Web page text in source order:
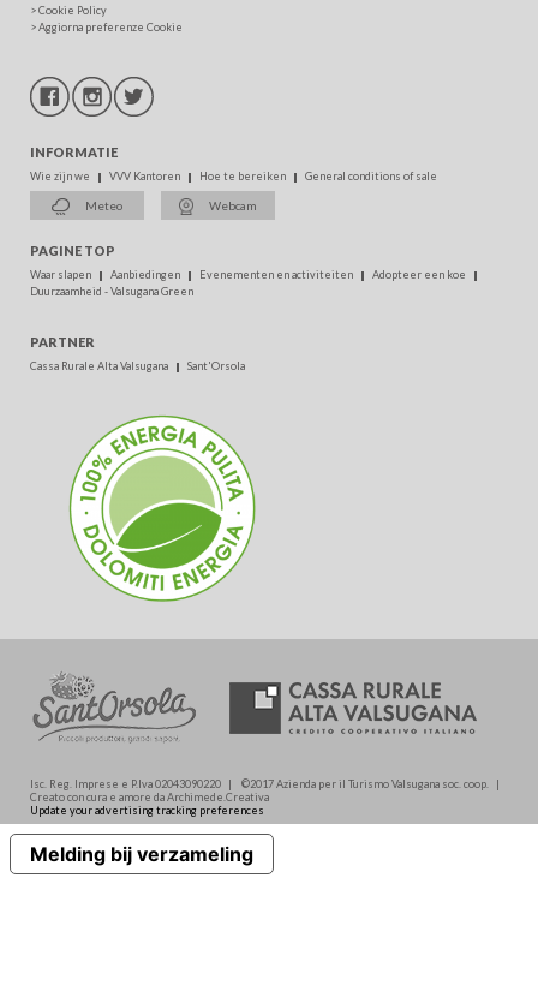
>Cookie Policy
>Aggiorna preferenze Cookie
INFORMATIE
Wie zijn we VVV Kantoren Hoe te bereiken General conditions of sale
Meteo Webcam
PAGINE TOP
Waar slapen Aanbiedingen Evenementen en activiteiten
Adopteer een koe
Duurzaamheid - Valsugana Green
PARTNER
Cassa Rurale Alta Valsugana Sant'Orsola
Isc. Reg. Imprese e P.Iva 02043090220 | ©2017 Azienda per il Turismo Valsugana soc. coop. |
Creato con cura e amore da Archimede.Creativa
Update your advertising tracking preferences
Melding bij verzameling